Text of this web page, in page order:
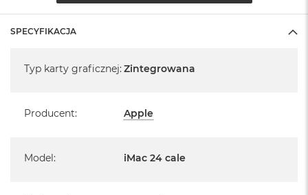
iMac jest nowy
Posiada pełną, 12 miesięczną gwarancję
SPECYFIKACJA
Typ karty graficznej: Zintegrowana
Producent: Apple
Model: iMac 24 cale